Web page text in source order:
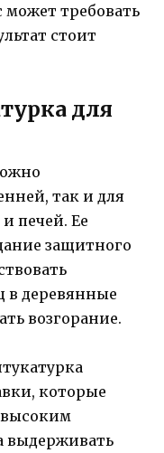
требовать
стоит
для
так и для
печей. Ее
защитного
в деревянные
возгорание.
которые
высоким
выдерживать